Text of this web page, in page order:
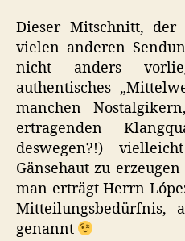
Dieser Mitschnitt,
vielen anderen
nicht anders
authentisches
manchen
ertragenden
deswegen?!)
Gänsehaut zu
man erträgt Herrn
Mitteilungsbedürfnis,
genannt